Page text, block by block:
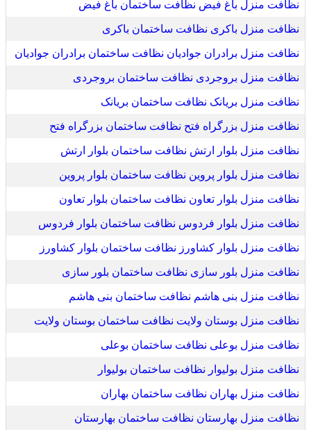
نظافت منزل باغ فیض نظافت ساختمان باغ فیض
نظافت منزل باکری نظافت ساختمان باکری
نظافت منزل برادران جوادیان نظافت ساختمان برادران جوادیان
نظافت منزل بروجردی نظافت ساختمان بروجردی
نظافت منزل بریانک نظافت ساختمان بریانک
نظافت منزل بزرگراه فتح نظافت ساختمان بزرگراه فتح
نظافت منزل بلوار ارتش نظافت ساختمان بلوار ارتش
نظافت منزل بلوار پروین نظافت ساختمان بلوار پروین
نظافت منزل بلوار تعاون نظافت ساختمان بلوار تعاون
نظافت منزل بلوار فردوس نظافت ساختمان بلوار فردوس
نظافت منزل بلوار کشاورز نظافت ساختمان بلوار کشاورز
نظافت منزل بلور سازی نظافت ساختمان بلور سازی
نظافت منزل بنی هاشم نظافت ساختمان بنی هاشم
نظافت منزل بوستان ولایت نظافت ساختمان بوستان ولایت
نظافت منزل بوعلی نظافت ساختمان بوعلی
نظافت منزل بولیوار نظافت ساختمان بولیوار
نظافت منزل بهاران نظافت ساختمان بهاران
نظافت منزل بهارستان نظافت ساختمان بهارستان